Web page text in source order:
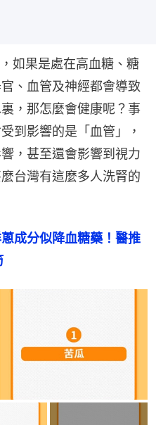
如果是處在高血糖、糖
、血管及神經都會導致
，那怎麼會健康呢？事
到影響的是「血管」，
，甚至還會影響到視力
台灣有這麼多人洗腎的
成分似降血糖藥！醫推